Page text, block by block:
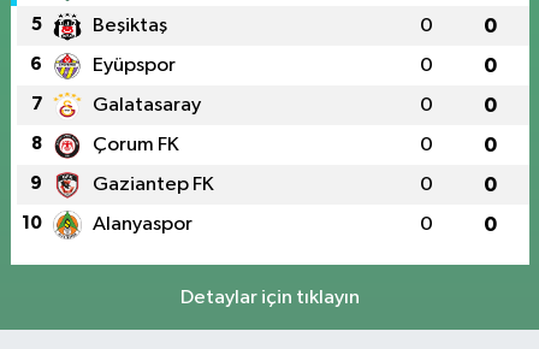
5 Beşiktaş 0 0
6 Eyüpspor 0 0
7 Galatasaray 0 0
8 Çorum FK 0 0
9 Gaziantep FK 0 0
10 Alanyaspor 0 0
Detaylar için tıklayın